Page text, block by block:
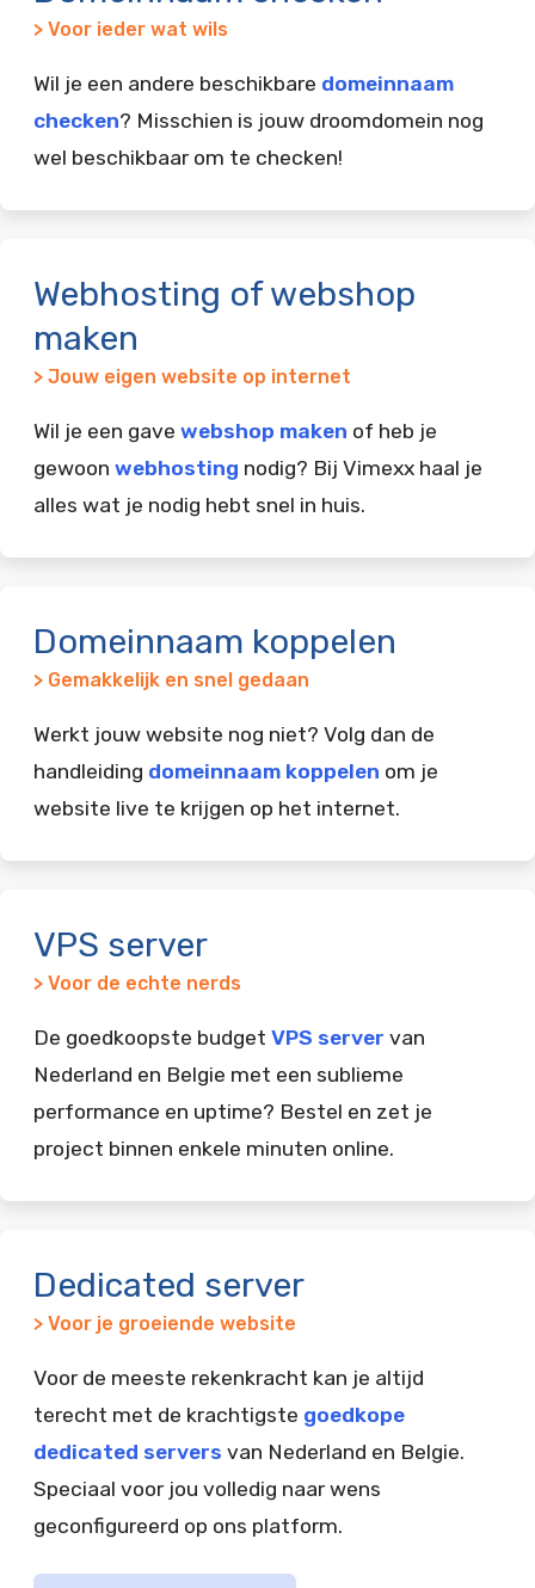
> Voor ieder wat wils
Wil je een andere beschikbare domeinnaam
checken? Misschien is jouw droomdomein nog
wel beschikbaar om te checken!
Webhosting of webshop
maken
> Jouw eigen website op internet
Wil je een gave webshop maken of heb je
gewoon webhosting nodig? Bij Vimexx haal je
alles wat je nodig hebt snel in huis.
Domeinnaam koppelen
> Gemakkelijk en snel gedaan
Werkt jouw website nog niet? Volg dan de
handleiding domeinnaam koppelen om je
website live te krijgen op het internet.
VPS server
> Voor de echte nerds
De goedkoopste budget VPS server van
Nederland en Belgie met een sublieme
performance en uptime? Bestel en zet je
project binnen enkele minuten online.
Dedicated server
> Voor je groeiende website
Voor de meeste rekenkracht kan je altijd
terecht met de krachtigste goedkope
dedicated servers van Nederland en Belgie.
Speciaal voor jou volledig naar wens
geconfigureerd op ons platform.